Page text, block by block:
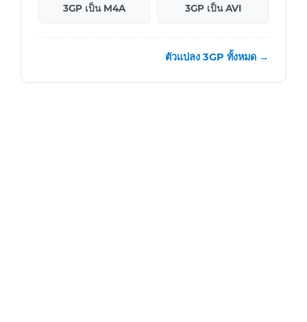
3GP เป็น M4A 3GP เป็น AVI
ตัวแปลง 3GP ทั้งหมด →